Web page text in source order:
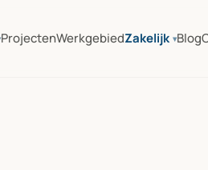
ProjectenWerkgebiedZakelijk Blog